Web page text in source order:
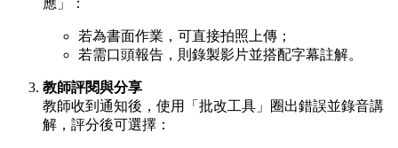
若為書面作業，可直接拍照上傳；
若需口頭報告，則錄製影片並搭配字幕註解。
教師評閱與分享
教師收到通知後，使用「批改工具」圈出錯誤並錄音講
解，評分後可選擇：